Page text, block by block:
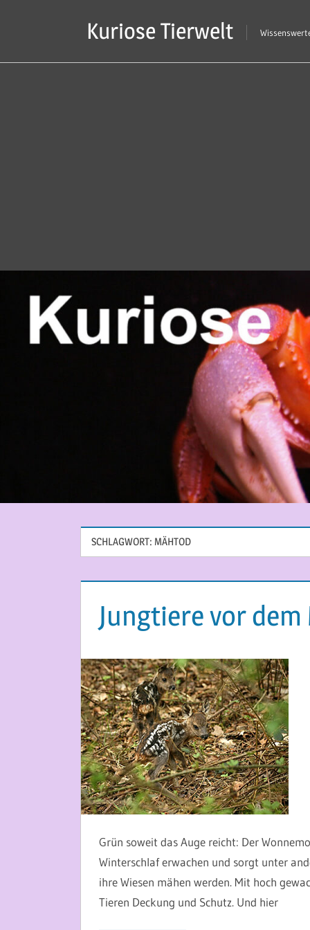
Kuriose Tierwelt
SCHLAGWORT: MÄHTOD
Jungtiere vor
Grün soweit das Auge reicht: Der
Winterschlaf erwachen und sorgt unter
ihre Wiesen mähen werden. Mit hoch
Tieren Deckung und Schutz. Und hier